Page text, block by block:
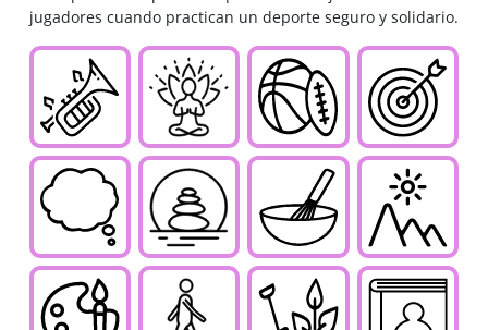
jugadores cuando practican un deporte seguro y solidario.